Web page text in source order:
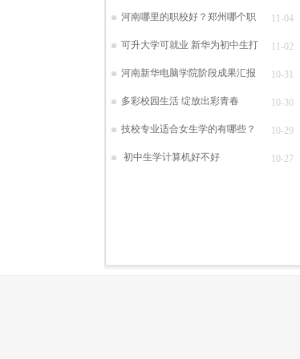
河南哪里的职校好？郑州哪个职 11-04
可升大学可就业 新华为初中生打 11-02
河南新华电脑学院阶段成果汇报 10-31
多彩校园生活 绽放出彩青春 10-30
技校专业适合女生学的有哪些？ 10-29
初中生学计算机好不好 10-27